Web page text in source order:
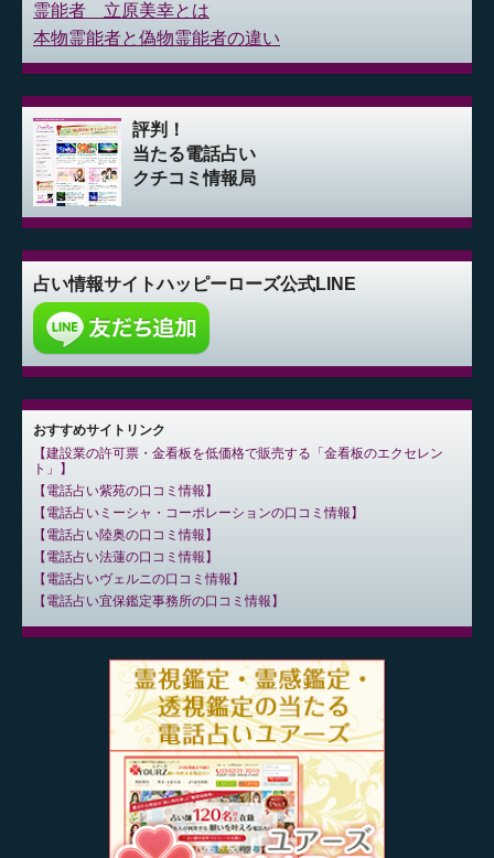
霊能者 立原美幸とは
本物霊能者と偽物霊能者の違い
評判！
当たる電話占い
クチコミ情報局
占い情報サイトハッピーローズ公式LINE
おすすめサイトリンク
建設業の許可票・金看板を低価格で販売する「金看板のエクセレン
ト」
電話占い紫苑の口コミ情報
電話占いミーシャ・コーポレーションの口コミ情報
電話占い陸奥の口コミ情報
電話占い法蓮の口コミ情報
電話占いヴェルニの口コミ情報
電話占い宜保鑑定事務所の口コミ情報